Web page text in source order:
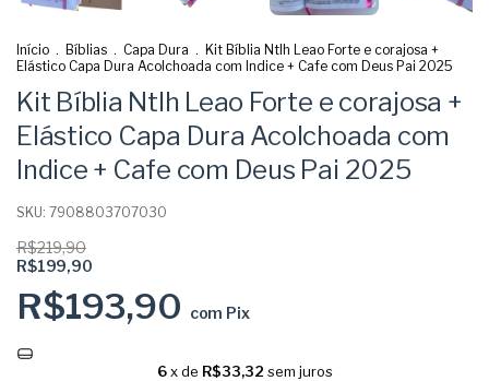
Início . Bíblias . Capa Dura . Kit Bíblia Ntlh Leao Forte e corajosa +
Elástico Capa Dura Acolchoada com Indice + Cafe com Deus Pai 2025
Kit Bíblia Ntlh Leao Forte e corajosa +
Elástico Capa Dura Acolchoada com
Indice + Cafe com Deus Pai 2025
SKU: 7908803707030
R$219,90
R$199,90
R$193,90 com Pix
6 x de R$33,32 sem juros